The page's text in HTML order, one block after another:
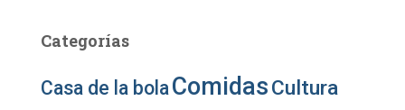
Categorías
Casa de la bola ComidasCultura